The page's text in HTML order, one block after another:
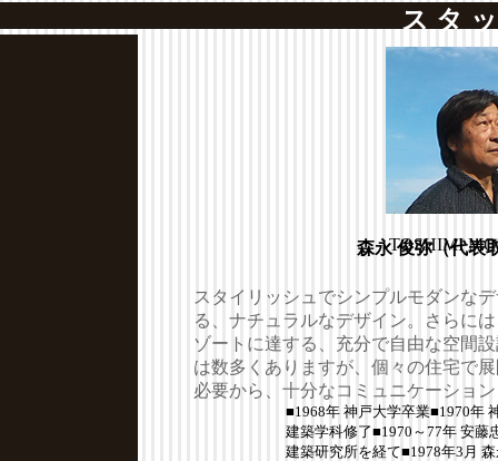
TOSHIMI
スタイリッシュでシンプルモダンな
る、ナチュラルなデザイン。さらに
ゾートに達する、充分で自由な空間
は数多くありますが、個々の住宅で
必要から、十分なコミュニケーショ
森永 俊弥（代表
■1968年 神戸大学卒業■1970年
建築学科修了■1970～77年 安藤
建築研究所を経て■1978年3月
ス タ